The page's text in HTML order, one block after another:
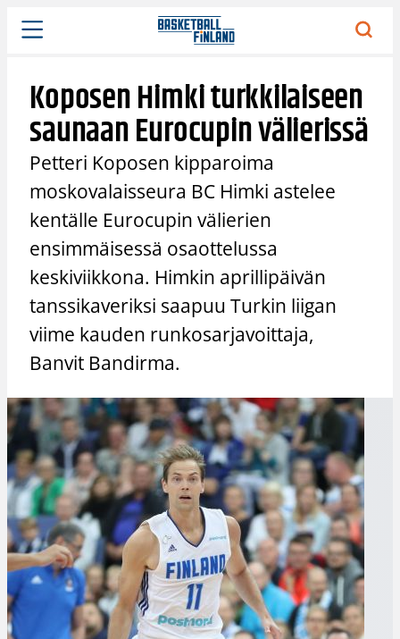
Siirry
sisältöön
Koposen Himki turkkilaiseen
saunaan Eurocupin välierissä
Petteri Koposen kipparoima
moskovalaisseura BC Himki astelee
kentälle Eurocupin välierien
ensimmäisessä osaottelussa
keskiviikkona. Himkin aprillipäivän
tanssikaveriksi saapuu Turkin liigan
viime kauden runkosarjavoittaja,
Banvit Bandirma.